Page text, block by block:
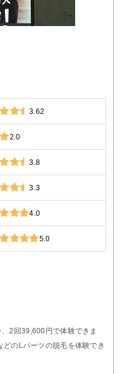
3.62
2.0
3.8
3.3
4.0
5.0
2回39,600円で体験できま
のLパーツの脱毛を体験でき